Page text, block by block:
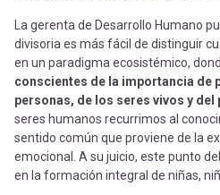
La gerenta de Desarrollo Humano
divisoria es más fácil de distinguir
en un paradigma ecosistémico,
conscientes de la importancia de
personas, de los seres vivos y del
seres humanos recurrimos al
sentido común que proviene de la
emocional. A su juicio, este punto
en la formación integral de niñas,